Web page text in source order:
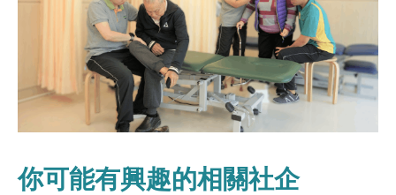
你可能有興趣的相關社企